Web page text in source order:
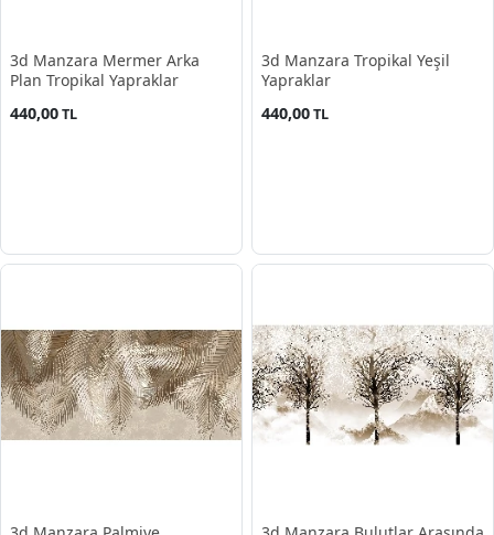
3d Manzara Mermer Arka
Plan Tropikal Yapraklar
440,00TL
3d Manzara Tropikal Yeşil
Yapraklar
440,00TL